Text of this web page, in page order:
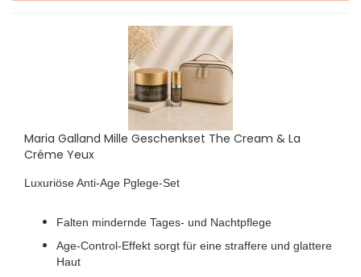
Maria Galland Mille Geschenkset The Cream & La
Créme Yeux
Luxuriöse Anti-Age Pglege-Set
Falten mindernde Tages- und Nachtpflege
Age-Control-Effekt sorgt für eine straffere und glattere
Haut